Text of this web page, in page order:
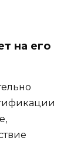
на его